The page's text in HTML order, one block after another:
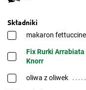
Składniki
makaron fettuccine
Fix Rurki
Knorr
oliwa z oliwek